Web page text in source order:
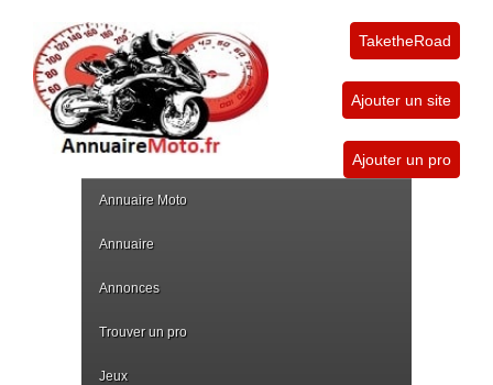
TaketheRoad
Ajouter un site
Ajouter un pro
Annuaire Moto
Annuaire
Annonces
Trouver un pro
Jeux